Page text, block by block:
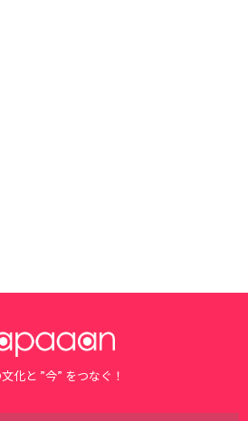
化と ”今” をつなぐ！